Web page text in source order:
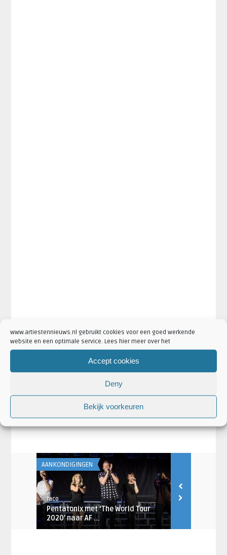
www.artiestennieuws.nl gebruikt cookies voor een goed werkende
website en een optimale service. Lees hier meer over het
Accept cookies
Deny
Bekijk voorkeuren
·the lion king kaarten
king musical·the lion king tickets·the lion king winnen
Fun Content·Musicals en Theater
· ·
AANKONDIGINGEN
Jaco
Pentatonix met ‘The World Tour
2020’ naar AF ...